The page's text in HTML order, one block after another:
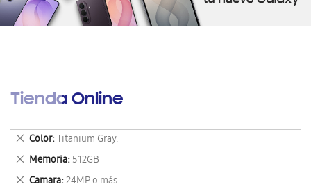
Tienda Online
Color Titanium Gray.
Eliminar
este
artículo
Memoria 512GB
Eliminar
este
Camara 24MP o más
Eliminar